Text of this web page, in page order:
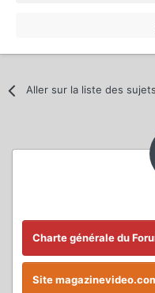
Aller sur la liste des sujets
Charte générale du
Site